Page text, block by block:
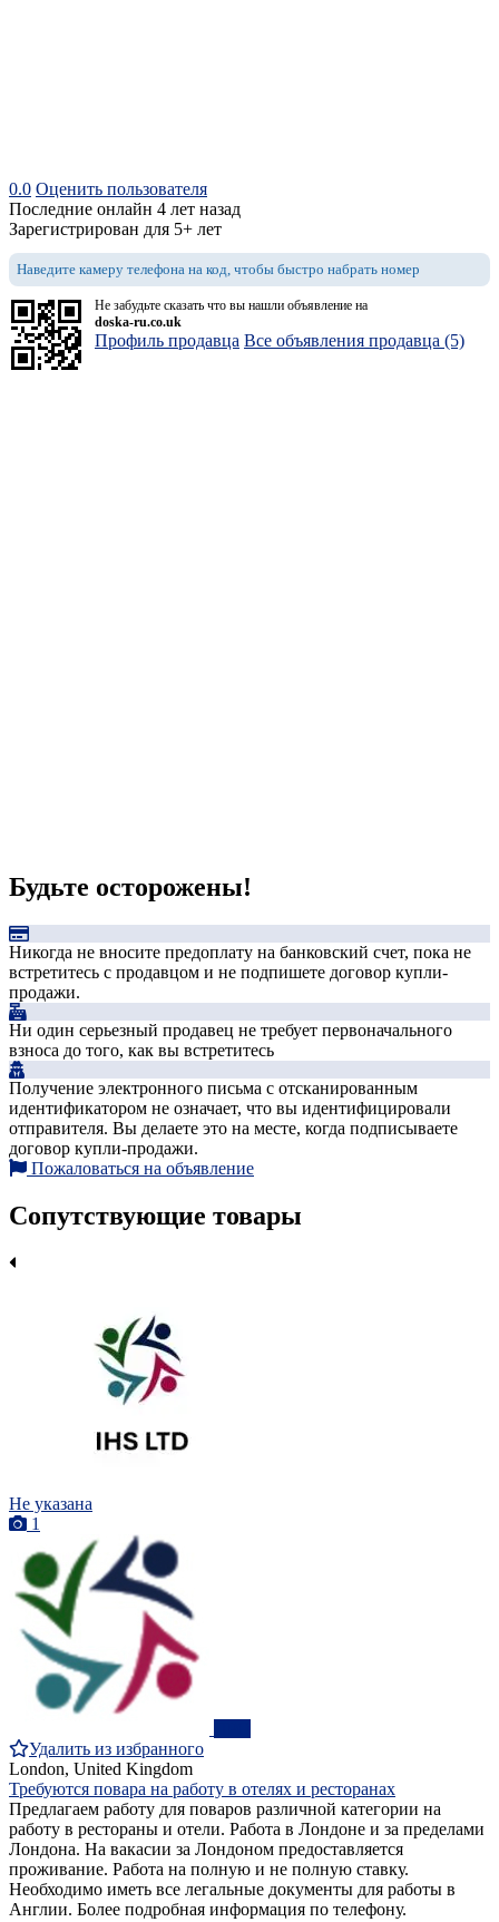
0.0 Оценить пользователя
Последние онлайн 4 лет назад
Зарегистрирован для 5+ лет
Наведите камеру телефона на код, чтобы быстро набрать номер
Не забудьте сказать что вы нашли объявление на
doska-ru.co.uk
Профиль продавца Все объявления продавца (5)
Будьте осторожены!
Никогда не вносите предоплату на банковский счет, пока не
встретитесь с продавцом и не подпишете договор купли-
продажи.
Ни один серьезный продавец не требует первоначального
взноса до того, как вы встретитесь
Получение электронного письма с отсканированным
идентификатором не означает, что вы идентифицировали
отправителя. Вы делаете это на месте, когда подписываете
договор купли-продажи.
Пожаловаться на объявление
Сопутствующие товары
Не указана
1
Удалить из избранного
London, United Kingdom
Требуются повара на работу в отелях и ресторанах
Предлагаем работу для поваров различной категории на
работу в рестораны и отели. Работа в Лондоне и за пределами
Лондона. На вакасии за Лондоном предоставляется
проживание. Работа на полную и не полную ставку.
Необходимо иметь все легальные документы для работы в
Англии. Более подробная информация по телефону.